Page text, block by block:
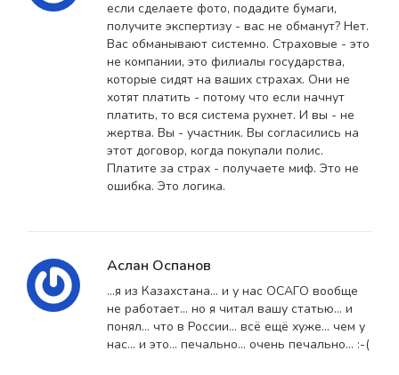
если сделаете фото, подадите бумаги,
получите экспертизу - вас не обманут? Нет.
Вас обманывают системно. Страховые - это
не компании, это филиалы государства,
которые сидят на ваших страхах. Они не
хотят платить - потому что если начнут
платить, то вся система рухнет. И вы - не
жертва. Вы - участник. Вы согласились на
этот договор, когда покупали полис.
Платите за страх - получаете миф. Это не
ошибка. Это логика.
Аслан Оспанов
...я из Казахстана... и у нас ОСАГО вообще
не работает... но я читал вашу статью... и
понял... что в России... всё ещё хуже... чем у
нас... и это... печально... очень печально... :-(